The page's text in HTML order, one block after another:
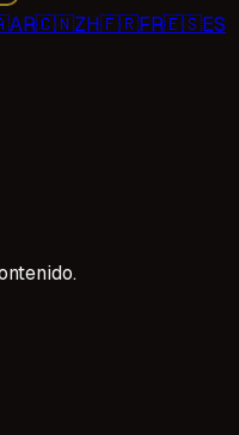
AR🇨🇳ZH🇫🇷FR🇪🇸ES